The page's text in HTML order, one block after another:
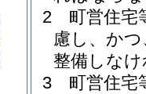
2
町営住宅
慮し、か
整備しな
3
町営住宅